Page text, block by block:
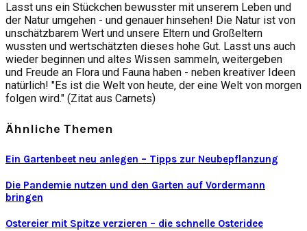
Lasst uns ein Stückchen bewusster mit unserem Leben und
der Natur umgehen - und genauer hinsehen! Die Natur ist von
unschätzbarem Wert und unsere Eltern und Großeltern
wussten und wertschätzten dieses hohe Gut. Lasst uns auch
wieder beginnen und altes Wissen sammeln, weitergeben
und Freude an Flora und Fauna haben - neben kreativer Ideen
natürlich! "Es ist die Welt von heute, der eine Welt von morgen
folgen wird." (Zitat aus Carnets)
Ähnliche Themen
Ein Gartenbeet neu anlegen – Tipps zur Neubepflanzung
Die Pandemie nutzen und den Garten auf Vordermann
bringen
Ostereier mit Spitze verzieren – die schnelle Osteridee